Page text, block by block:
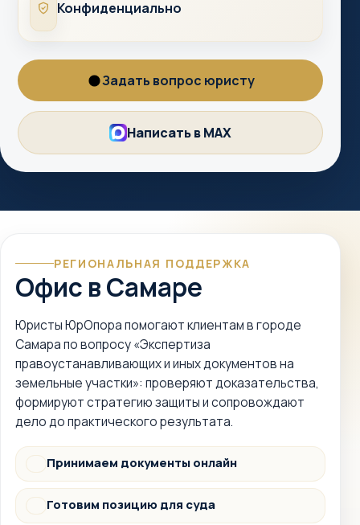
Конфиденциально
Конфиденциально
Вопрос
юристу
Задать вопрос юристу
MAX
Написать в MAX
РЕГИОНАЛЬНАЯ ПОДДЕРЖКА
Офис в Самаре
Юристы ЮрОпора помогают клиентам в городе
Самара по вопросу «Экспертиза
правоустанавливающих и иных документов на
земельные участки»: проверяют доказательства,
формируют стратегию защиты и сопровождают
дело до практического результата.
Документы
Принимаем документы онлайн
СудГотовим позицию для суда